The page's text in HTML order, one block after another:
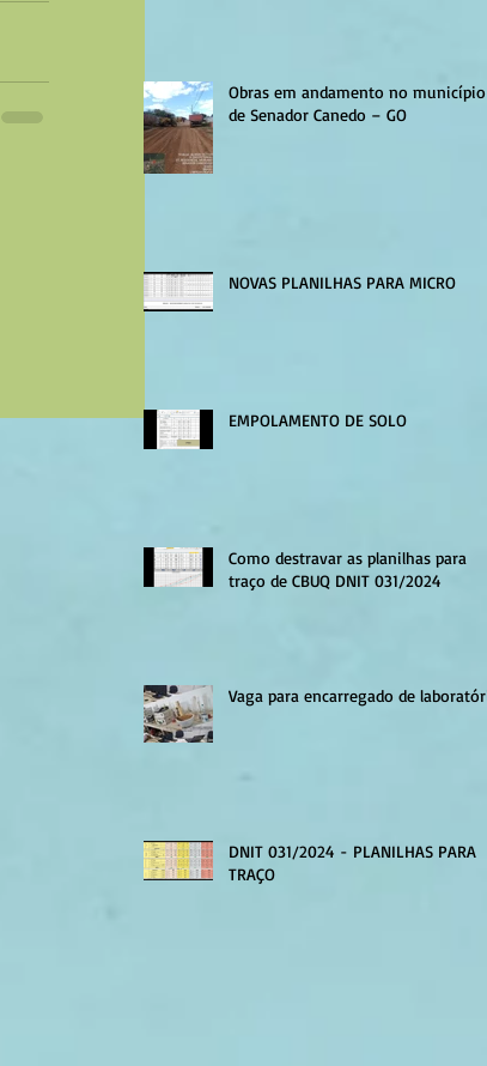
Obras em andamento no município
de Senador Canedo – GO
NOVAS PLANILHAS PARA MICRO
EMPOLAMENTO DE SOLO
Como destravar as planilhas para
traço de CBUQ DNIT 031/2024
Vaga para encarregado de
DNIT 031/2024 - PLANILHAS PARA
TRAÇO